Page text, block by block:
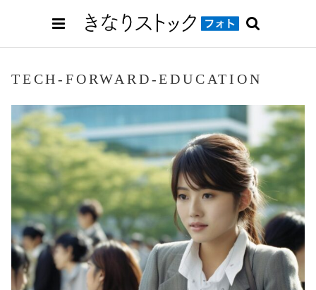
TECH-FORWARD-EDUCATION